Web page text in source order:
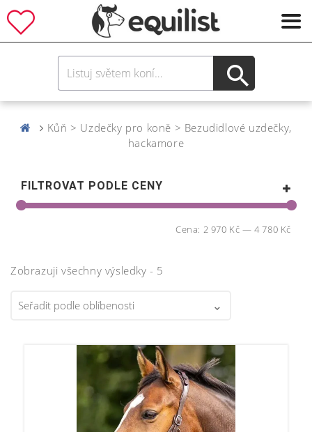
Kůň > Uzdečky pro koně > Bezudidlové uzdečky,
hackamore
FILTROVAT PODLE CENY
Cena: 2 970 Kč —4 780 Kč
Zobrazuji všechny výsledky - 5